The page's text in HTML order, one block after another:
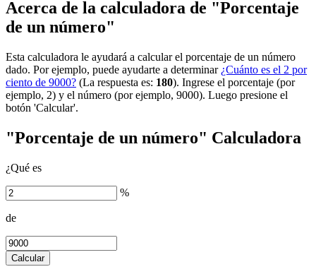
Acerca de la calculadora de "Porcentaje
de un número"
Esta calculadora le ayudará a calcular el porcentaje de un número
dado. Por ejemplo, puede ayudarte a determinar ¿Cuánto es el 2 por
ciento de 9000? (La respuesta es: 180). Ingrese el porcentaje (por
ejemplo, 2) y el número (por ejemplo, 9000). Luego presione el
botón 'Calcular'.
"Porcentaje de un número" Calculadora
¿Qué es
%
de
Calcular